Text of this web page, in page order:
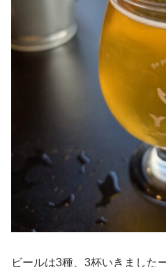
ビールは3種、3杯いきました